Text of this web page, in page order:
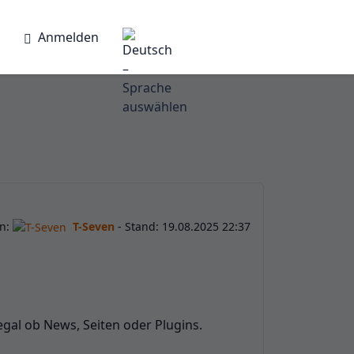
Anmelden
T-Seven - Stand: 19.08.2025 22:37
ob News, Seiten oder Plugins.